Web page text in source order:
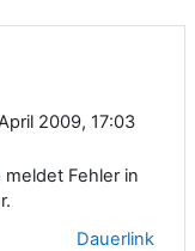
2009, 17:03
Fehler in
Dauerlink